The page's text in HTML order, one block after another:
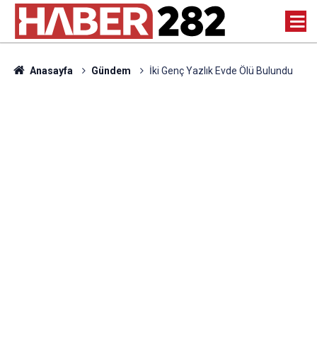
Anasayfa Gündem İki Genç Yazlık Evde Ölü Bulundu